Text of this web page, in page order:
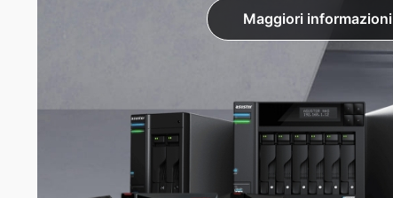
Maggiori informazioni